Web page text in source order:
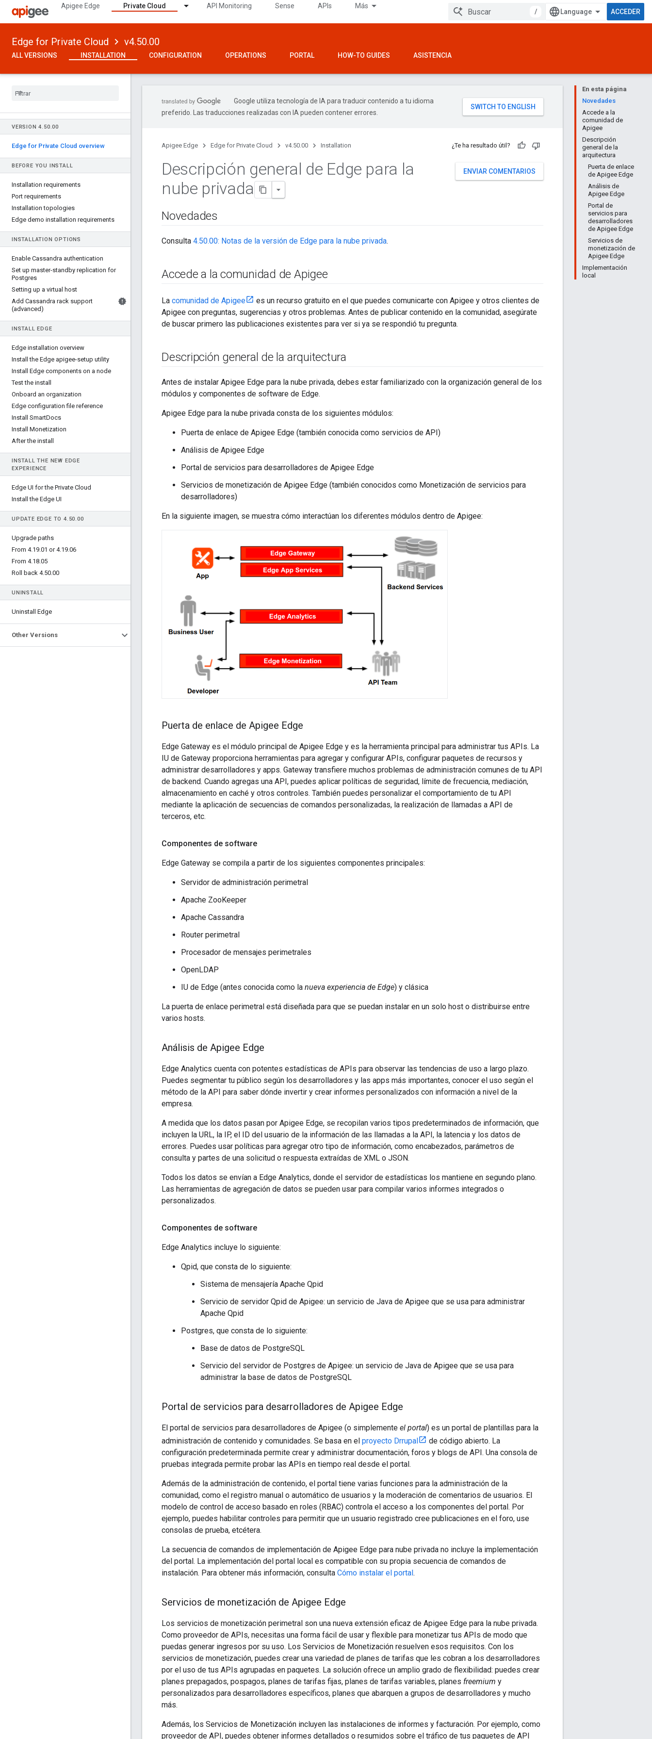
Apigee Edge Private Cloud API Monitoring Sense APIs Más
/ ACCEDER
Edge for Private Cloud v4.50.00
ALL VERSIONS INSTALLATION CONFIGURATION OPERATIONS PORTAL HOW-TO GUIDES ASISTENCIA
VERSION 4. 50.00
Edge for Private Cloud overview
BEFORE YOU INSTALL
Installation requirements
Port requirements
Installation topologies
Edge demo installation requirements
INSTALLATION OPTIONS
Enable Cassandra authentication
Set up master-standby replication for
Postgres
Setting up a virtual host
Add Cassandra rack support
(advanced)
INSTALL EDGE
Edge installation overview
Install the Edge apigee-setup utility
Install Edge components on a node
Test the install
Onboard an organization
Edge configuration file reference
Install SmartDocs
Install Monetization
After the install
INSTALL THE NEW EDGE
EXPERIENCE
Edge UI for the Private Cloud
Install the Edge UI
UPDATE EDGE TO 4. 50.00
Upgrade paths
From 4.19.01 or 4.19.06
From 4.18.05
Roll back 4.50.00
UNINSTALL
Uninstall Edge
Other Versions
En esta página
Novedades
Accede a la
comunidad de
Apigee
Descripción
general de la
arquitectura
Puerta de enlace
de Apigee Edge
Análisis de
Apigee Edge
Portal de
servicios para
desarrolladores
de Apigee Edge
Servicios de
monetización de
Apigee Edge
Implementación
local
Google utiliza tecnología de IA para traducir contenido a tu idioma
preferido. Las traducciones realizadas con IA pueden contener errores.
Apigee Edge Edge for Private Cloud v4.50.00 Installation ¿Te ha resultado útil?
ENVIAR COMENTARIOS
Descripción general de Edge para la
nube privada
Novedades
Consulta 4.50.00: Notas de la versión de Edge para la nube privada.
Accede a la comunidad de Apigee
La comunidad de Apigee
es un recurso gratuito en el que puedes comunicarte con Apigee y otros clientes de
Apigee con preguntas, sugerencias y otros problemas. Antes de publicar contenido en la comunidad, asegúrate
de buscar primero las publicaciones existentes para ver si ya se respondió tu pregunta.
Descripción general de la arquitectura
Antes de instalar Apigee Edge para la nube privada, debes estar familiarizado con la organización general de los
módulos y componentes de software de Edge.
Apigee Edge para la nube privada consta de los siguientes módulos:
Puerta de enlace de Apigee Edge (también conocida como servicios de API)
Análisis de Apigee Edge
Portal de servicios para desarrolladores de Apigee Edge
Servicios de monetización de Apigee Edge (también conocidos como Monetización de servicios para
desarrolladores)
En la siguiente imagen, se muestra cómo interactúan los diferentes módulos dentro de Apigee:
Puerta de enlace de Apigee Edge
Edge Gateway es el módulo principal de Apigee Edge y es la herramienta principal para administrar tus APIs. La
IU de Gateway proporciona herramientas para agregar y configurar APIs, configurar paquetes de recursos y
administrar desarrolladores y apps. Gateway transfiere muchos problemas de administración comunes de tu API
de backend. Cuando agregas una API, puedes aplicar políticas de seguridad, límite de frecuencia, mediación,
almacenamiento en caché y otros controles. También puedes personalizar el comportamiento de tu API
mediante la aplicación de secuencias de comandos personalizadas, la realización de llamadas a API de
terceros, etc.
Componentes de software
Edge Gateway se compila a partir de los siguientes componentes principales:
Servidor de administración perimetral
Apache ZooKeeper
Apache Cassandra
Router perimetral
Procesador de mensajes perimetrales
OpenLDAP
IU de Edge (antes conocida como la nueva experiencia de Edge) y clásica
La puerta de enlace perimetral está diseñada para que se puedan instalar en un solo host o distribuirse entre
varios hosts.
Análisis de Apigee Edge
Edge Analytics cuenta con potentes estadísticas de APIs para observar las tendencias de uso a largo plazo.
Puedes segmentar tu público según los desarrolladores y las apps más importantes, conocer el uso según el
método de la API para saber dónde invertir y crear informes personalizados con información a nivel de la
empresa.
A medida que los datos pasan por Apigee Edge, se recopilan varios tipos predeterminados de información, que
incluyen la URL, la IP, el ID del usuario de la información de las llamadas a la API, la latencia y los datos de
errores. Puedes usar políticas para agregar otro tipo de información, como encabezados, parámetros de
consulta y partes de una solicitud o respuesta extraídas de XML o JSON.
Todos los datos se envían a Edge Analytics, donde el servidor de estadísticas los mantiene en segundo plano.
Las herramientas de agregación de datos se pueden usar para compilar varios informes integrados o
personalizados.
Componentes de software
Edge Analytics incluye lo siguiente:
Qpid, que consta de lo siguiente:
Sistema de mensajería Apache Qpid
Servicio de servidor Qpid de Apigee: un servicio de Java de Apigee que se usa para administrar
Apache Qpid
Postgres, que consta de lo siguiente:
Base de datos de PostgreSQL
Servicio del servidor de Postgres de Apigee: un servicio de Java de Apigee que se usa para
administrar la base de datos de PostgreSQL
Portal de servicios para desarrolladores de Apigee Edge
El portal de servicios para desarrolladores de Apigee (o simplemente el portal) es un portal de plantillas para la
administración de contenido y comunidades. Se basa en el proyecto Drrupal
de código abierto. La
configuración predeterminada permite crear y administrar documentación, foros y blogs de API. Una consola de
pruebas integrada permite probar las APIs en tiempo real desde el portal.
Además de la administración de contenido, el portal tiene varias funciones para la administración de la
comunidad, como el registro manual o automático de usuarios y la moderación de comentarios de usuarios. El
modelo de control de acceso basado en roles (RBAC) controla el acceso a los componentes del portal. Por
ejemplo, puedes habilitar controles para permitir que un usuario registrado cree publicaciones en el foro, use
consolas de prueba, etcétera.
La secuencia de comandos de implementación de Apigee Edge para nube privada no incluye la implementación
del portal. La implementación del portal local es compatible con su propia secuencia de comandos de
instalación. Para obtener más información, consulta Cómo instalar el portal.
Servicios de monetización de Apigee Edge
Los servicios de monetización perimetral son una nueva extensión eficaz de Apigee Edge para la nube privada.
Como proveedor de APIs, necesitas una forma fácil de usar y flexible para monetizar tus APIs de modo que
puedas generar ingresos por su uso. Los Servicios de Monetización resuelven esos requisitos. Con los
servicios de monetización, puedes crear una variedad de planes de tarifas que les cobran a los desarrolladores
por el uso de tus APIs agrupadas en paquetes. La solución ofrece un amplio grado de flexibilidad: puedes crear
planes prepagados, pospagos, planes de tarifas fijas, planes de tarifas variables, planes freemium y
personalizados para desarrolladores específicos, planes que abarquen a grupos de desarrolladores y mucho
más.
Además, los Servicios de Monetización incluyen las instalaciones de informes y facturación. Por ejemplo, como
proveedor de API, puedes obtener informes detallados o resumidos sobre el tráfico de tus paquetes de API